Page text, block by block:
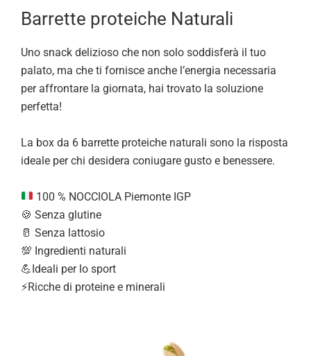
Barrette proteiche Naturali
Uno snack delizioso che non solo soddisferà il tuo
palato, ma che ti fornisce anche l’energia necessaria
per affrontare la giornata, hai trovato la soluzione
perfetta!
La box da 6 barrette proteiche naturali sono la risposta
ideale per chi desidera coniugare gusto e benessere.
100 % NOCCIOLA Piemonte IGP
🍪 Senza glutine
🥛 Senza lattosio
💯 Ingredienti naturali
💪Ideali per lo sport
⚡Ricche di proteine e minerali